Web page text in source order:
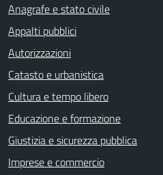
Anagrafe e stato civile
Appalti pubblici
Autorizzazioni
Catasto e urbanistica
Cultura e tempo libero
Educazione e formazione
Giustizia e sicurezza pubblica
Imprese e commercio